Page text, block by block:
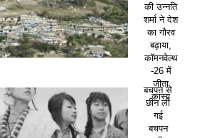
की उन्नति
शर्मा ने देश
का गौरव
बढ़ाया,
कॉमनवेल्थ
-26 में
जीता
कांस्य
बचपन से
छीन ली
गई
बचपन